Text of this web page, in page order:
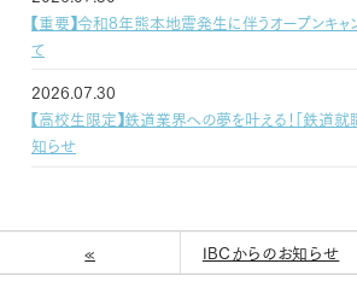
【重要】令和8年熊本地震発生に伴うオープンキ
て
2026.07.30
【高校生限定】鉄道業界への夢を叶える！「鉄道
知らせ
« IBCからのお知らせ